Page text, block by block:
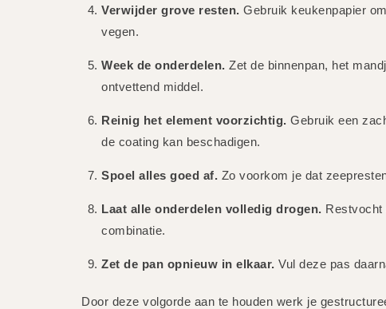
Verwijder grove resten. Gebruik keukenpapier
vegen.
Week de onderdelen. Zet de binnenpan, het
ontvettend middel.
Reinig het element voorzichtig. Gebruik een
de coating kan beschadigen.
Spoel alles goed af. Zo voorkom je dat
Laat alle onderdelen volledig drogen. Restvocht
combinatie.
Zet de pan opnieuw in elkaar. Vul deze pas
Door deze volgorde aan te houden werk je